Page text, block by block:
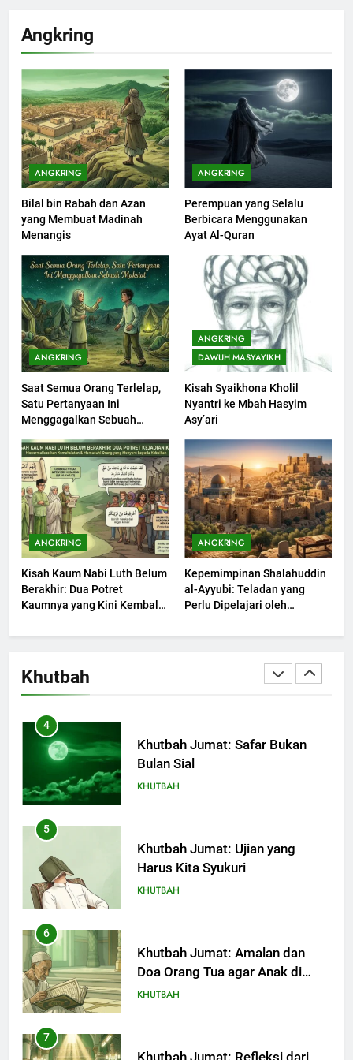
Angkring
ANGKRING
Bilal bin Rabah dan Azan
yang Membuat Madinah
Menangis
ANGKRING
Perempuan yang Selalu
Berbicara Menggunakan
Ayat Al-Quran
ANGKRING
Saat Semua Orang Terlelap,
Satu Pertanyaan Ini
Menggagalkan Sebuah
ANGKRING
DAWUH MASYAYIKH
Kisah Syaikhona Kholil
Nyantri ke Mbah Hasyim
Asy’ari
ANGKRING
Kisah Kaum Nabi Luth Belum
Berakhir: Dua Potret
Kaumnya yang Kini Kembali
ANGKRING
Kepemimpinan Shalahuddin
al-Ayyubi: Teladan yang
Perlu Dipelajari oleh
(2)
Khutbah
201
Khutbah jumat: Sejarah
Seebagai Pembangkit Jiwa
KHUTBAH
202
Khutbah Jumat : Supaya Amal
Bisa Diterima
KHUTBAH
203
Khutbah Jumat: Bulan
Muharram Bulan Bersejarah
KHUTBAH
Dengki Tak Akan Pernah
Berjaya?
KHUTBAH
2
Khutbah Jumat: Melihat
Limpahan Nikmat Allah
KHUTBAH
Khutbah Jumat: Ketaatan,
Kebaikan dan Pengaruhnya
4
Khutbah Jumat: Safar Bukan
Bulan Sial
KHUTBAH
5
Khutbah Jumat: Ujian yang
Harus Kita Syukuri
KHUTBAH
6
Khutbah Jumat: Amalan dan
Doa Orang Tua agar Anak di
Pondok Pesantren Sukses Dunia
KHUTBAH
7